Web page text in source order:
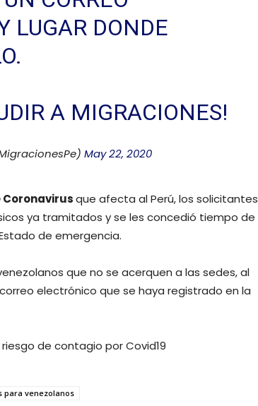
LUGAR DONDE
A MIGRACIONES!
May 22, 2020
que afecta al Perú, los solicitantes
ya tramitados y se les concedió tiempo de
de emergencia.
que no se acerquen a las sedes, al
electrónico que se haya registrado en la
de contagio por Covid19
para venezolanos